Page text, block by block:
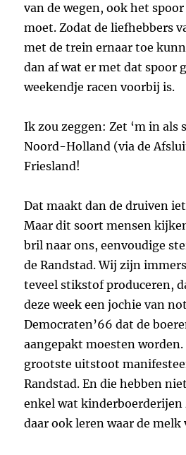
van de wegen, ook het
moet. Zodat de liefhebbers
met de trein ernaar toe
dan af wat er met dat spoor
weekendje racen voorbij is.
Ik zou zeggen: Zet ‘m in als
Noord-Holland (via de
Friesland!
Dat maakt dan de druiven
Maar dit soort mensen
bril naar ons, eenvoudige
de Randstad. Wij zijn
teveel stikstof produceren,
deze week een jochie van
Democraten’66 dat de
aangepakt moesten
grootste uitstoot
Randstad. En die hebben
enkel wat kinderboerderijen
daar ook leren waar de